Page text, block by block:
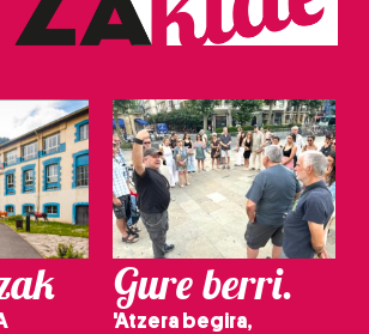
Gure berri.
'Atzera begira,